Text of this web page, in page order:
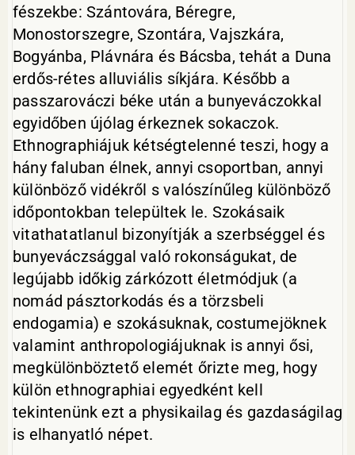
fészekbe: Szántovára, Béregre,
Monostorszegre, Szontára, Vajszkára,
Bogyánba, Plávnára és Bácsba, tehát a Duna
erdős-rétes alluviális síkjára. Később a
passzarováczi béke után a bunyeváczokkal
egyidőben újólag érkeznek sokaczok.
Ethnographiájuk kétségtelenné teszi, hogy a
hány faluban élnek, annyi csoportban, annyi
különböző vidékről s valószínűleg különböző
időpontokban települtek le. Szokásaik
vitathatatlanul bizonyítják a szerbséggel és
bunyeváczsággal való rokonságukat, de
legújabb időkig zárkózott életmódjuk (a
nomád pásztorkodás és a törzsbeli
endogamia) e szokásuknak, costumejöknek
valamint anthropologiájuknak is annyi ősi,
megkülönböztető elemét őrizte meg, hogy
külön ethnographiai egyedként kell
tekintenünk ezt a physikailag és gazdaságilag
is elhanyatló népet.